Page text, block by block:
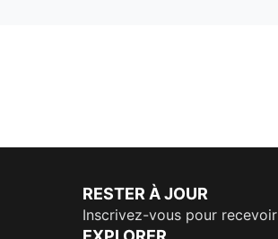
RESTER À JOUR
Inscrivez-vous pour